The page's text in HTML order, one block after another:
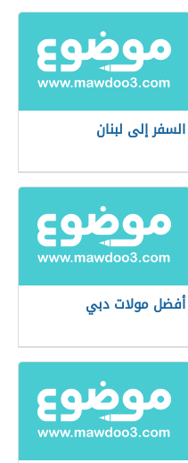
السفر إلى لبنان
أفضل مولات دبي